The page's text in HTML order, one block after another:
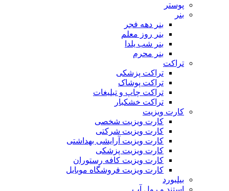
پوستر
بنر
بنر دهه فجر
بنر روز معلم
بنر شب یلدا
بنر محرم
تراکت
تراکت پزشکی
تراکت پوشاک
تراکت چاپ و تبلیغات
تراکت خشکبار
کارت ویزیت
کارت ویزیت شخصی
کارت ویزیت شرکتی
کارت ویزیت آرایشی بهداشتی
کارت ویزیت پزشکی
کارت ویزیت کافه رستوران
کارت ویزیت فروشگاه موبایل
بیلبورد
استند و رول آپ